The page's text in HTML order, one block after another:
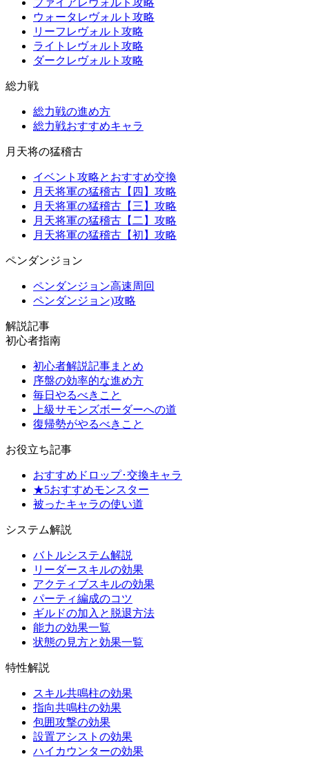
ファイアレヴォルト攻略
ウォータレヴォルト攻略
リーフレヴォルト攻略
ライトレヴォルト攻略
ダークレヴォルト攻略
総力戦
総力戦の進め方
総力戦おすすめキャラ
月天将の猛稽古
イベント攻略とおすすめ交換
月天将軍の猛稽古【四】攻略
月天将軍の猛稽古【三】攻略
月天将軍の猛稽古【二】攻略
月天将軍の猛稽古【初】攻略
ペンダンジョン
ペンダンジョン高速周回
ペンダンジョン)攻略
解説記事
初心者指南
初心者解説記事まとめ
序盤の効率的な進め方
毎日やるべきこと
上級サモンズボーダーへの道
復帰勢がやるべきこと
お役立ち記事
おすすめドロップ･交換キャラ
★5おすすめモンスター
被ったキャラの使い道
システム解説
バトルシステム解説
リーダースキルの効果
アクティブスキルの効果
パーティ編成のコツ
ギルドの加入と脱退方法
能力の効果一覧
状態の見方と効果一覧
特性解説
スキル共鳴柱の効果
指向共鳴柱の効果
包囲攻撃の効果
設置アシストの効果
ハイカウンターの効果